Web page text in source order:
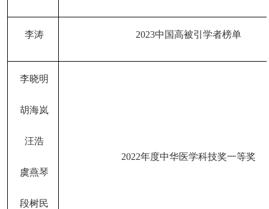
李涛 2023中国高被引学者榜单
李晓明
胡海岚
汪浩
虞燕琴
段树民
2022年度中华医学科技奖一等奖